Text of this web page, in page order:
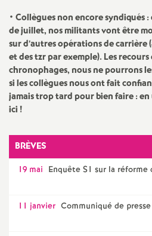
• Collègues non encore syndiqués
de juillet, nos militants vont être
sur d’autres opérations de
et des tzr par exemple). Les
chronophages, nous ne pourrons
si les collègues nous ont fait
jamais trop tard pour bien faire : en
ici !
BRÈVES
19 mai Enquête S1 sur la réforme
11 janvier Communiqué de presse